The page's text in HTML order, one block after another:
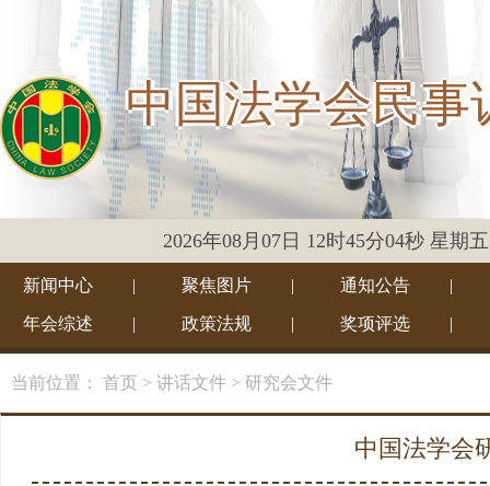
中国法学会民事
2026年08月07日 12时45分04秒 星期五
新闻中心 | 聚焦图片 | 通知公告 |
年会综述 | 政策法规 | 奖项评选 |
当前位置： 首页 > 讲话文件 > 研究会文件
中国法学会